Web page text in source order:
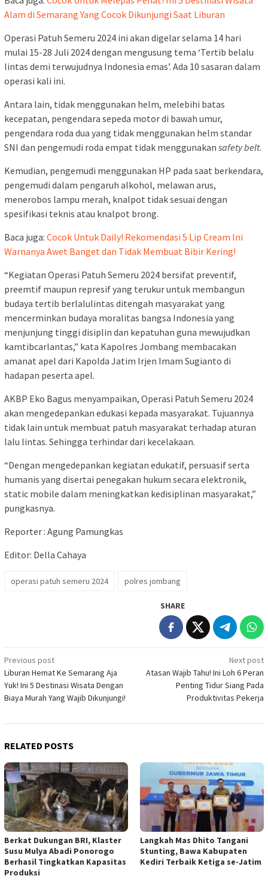
Alam di Semarang Yang Cocok Dikunjungi Saat Liburan
Operasi Patuh Semeru 2024 ini akan digelar selama 14 hari
mulai 15-28 Juli 2024 dengan mengusung tema ‘Tertib belalu
lintas demi terwujudnya Indonesia emas’. Ada 10 sasaran dalam
operasi kali ini.
Antara lain, tidak menggunakan helm, melebihi batas
kecepatan, pengendara sepeda motor di bawah umur,
pengendara roda dua yang tidak menggunakan helm standar
SNI dan pengemudi roda empat tidak menggunakan safety belt.
Kemudian, pengemudi menggunakan HP pada saat berkendara,
pengemudi dalam pengaruh alkohol, melawan arus,
menerobos lampu merah, knalpot tidak sesuai dengan
spesifikasi teknis atau knalpot brong.
Baca juga: Cocok Untuk Daily! Rekomendasi 5 Lip Cream Ini
Warnanya Awet Banget dan Tidak Membuat Bibir Kering!
“Kegiatan Operasi Patuh Semeru 2024 bersifat preventif,
preemtif maupun represif yang terukur untuk membangun
budaya tertib berlalulintas ditengah masyarakat yang
mencerminkan budaya moralitas bangsa Indonesia yang
menjunjung tinggi disiplin dan kepatuhan guna mewujudkan
kamtibcarlantas,” kata Kapolres Jombang membacakan
amanat apel dari Kapolda Jatim Irjen Imam Sugianto di
hadapan peserta apel.
AKBP Eko Bagus menyampaikan, Operasi Patuh Semeru 2024
akan mengedepankan edukasi kepada masyarakat. Tujuannya
tidak lain untuk membuat patuh masyarakat terhadap aturan
lalu lintas. Sehingga terhindar dari kecelakaan.
“Dengan mengedepankan kegiatan edukatif, persuasif serta
humanis yang disertai penegakan hukum secara elektronik,
static mobile dalam meningkatkan kedisiplinan masyarakat,”
pungkasnya.
Reporter : Agung Pamungkas
Editor: Della Cahaya
operasi patuh semeru 2024 polres jombang
SHARE
Post
navigation
Previous post
Liburan Hemat Ke Semarang Aja
Yuk! Ini 5 Destinasi Wisata Dengan
Biaya Murah Yang Wajib Dikunjungi!
Next post
Atasan Wajib Tahu! Ini Loh 6 Peran
Penting Tidur Siang Pada
Produktivitas Pekerja
RELATED POSTS
Berkat Dukungan BRI, Klaster
Susu Mulya Abadi Ponorogo
Berhasil Tingkatkan Kapasitas
Produksi
Langkah Mas Dhito Tangani
Stunting, Bawa Kabupaten
Kediri Terbaik Ketiga se-Jatim